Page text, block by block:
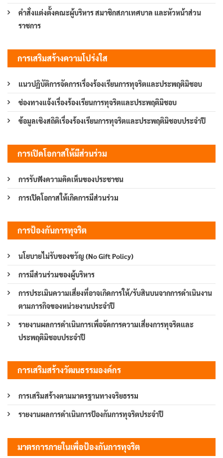
คำสั่งแต่งตั้งคณะผู้บริหาร สมาชิกสภาเทศบาล และหัวหน้าส่วน
ราชการ
การเสริมสร้างความโปร่งใส
แนวปฏิบัติการจัดการเรื่องร้องเรียนการทุจริตและประพฤติมิชอบ
ช่องทางแจ้งเรื่องร้องเรียนการทุจริตและประพฤติมิชอบ
ข้อมูลเชิงสถิติเรื่องร้องเรียนการทุจริตและประพฤติมิชอบประจำปี
การเปิดโอกาสให้มีส่วนร่วม
การรับฟังความคิดเห็นของประชาชน
การเปิดโอกาสให้เกิดการมีส่วนร่วม
การป้องกันการทุจริต
นโยบายไม่รับของขวัญ (No Gift Policy)
การมีส่วนร่วมของผู้บริหาร
การประเมินความเสี่ยงที่อาจเกิดการให้/รับสินบนจากการดำเนินงาน
ตามภารกิจของหน่วยงานประจำปี
รายงานผลการดำเนินการเพื่อจัดการความเสี่ยงการทุจริตและ
ประพฤติมิชอบประจำปี
การเสริมสร้างวัฒนธรรมองค์กร
การเสริมสร้างตามมาตรฐานทางจริยธรรม
รายงานผลการดำเนินการป้องกันการทุจริตประจำปี
มาตรการภายในเพื่อป้องกันการทุจริต